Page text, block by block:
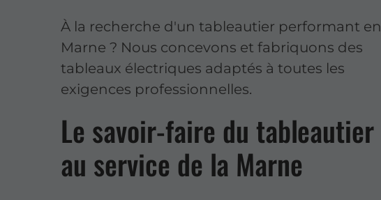
À la recherche d'un tableautier performant en
Marne ? Nous concevons et fabriquons des
tableaux électriques adaptés à toutes les
exigences professionnelles.
Le savoir-faire du tableautier
au service de la Marne